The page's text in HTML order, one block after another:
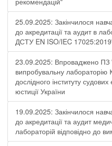
25.09.2025: Закінчилося
до акредитації та аудит в
ДСТУ EN ISO/IEC
23.09.2025: Впроваджено ПЗ
випробувальну лабораторію
дослідного інституту
юстиції України
19.09.2025: Закінчилося
до акредитації та аудит
лабораторій відповідно до